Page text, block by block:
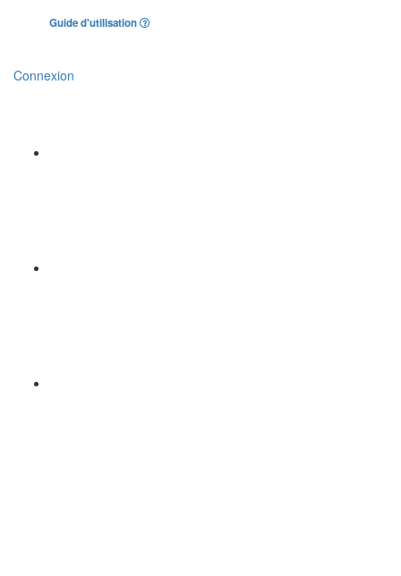
Guide d'utilisation
Connexion